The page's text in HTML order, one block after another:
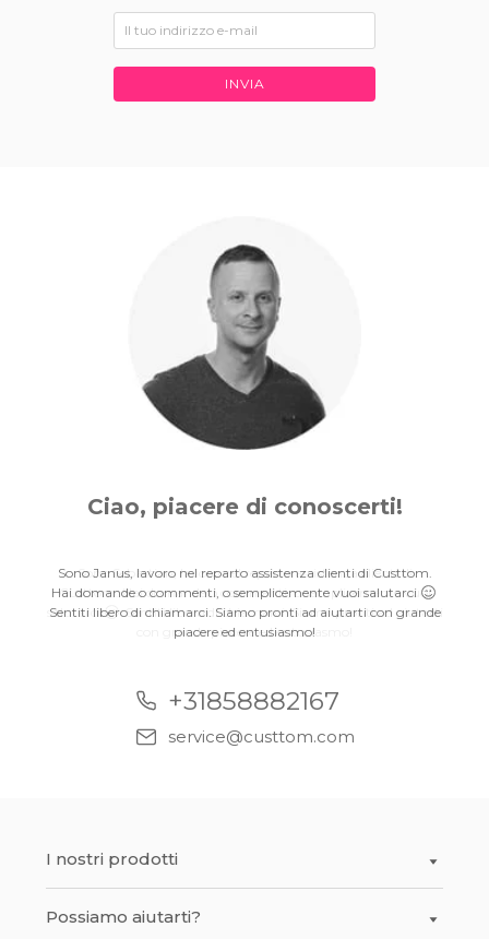
INVIA
conoscerti!
ed entusiasmo!
+31858882167
service@custtom.com
Ciao, piacere di conoscerti!
Sono Janus, lavoro nel reparto assistenza clienti di Custtom.
Hai domande o commenti, o semplicemente vuoi salutarci
Sentiti libero di chiamarci. Siamo pronti ad aiutarti con grande
piacere ed entusiasmo!
+31858882167
service@custtom.com
conoscerti!
ed entusiasmo!
+31858882167
service@custtom.com
conoscerti!
ed entusiasmo!
+31858882167
service@custtom.com
conoscerti!
ed entusiasmo!
+31858882167
service@custtom.com
conoscerti!
ed entusiasmo!
+31858882167
service@custtom.com
conoscerti!
ed entusiasmo!
+31858882167
service@custtom.com
conoscerti!
ed entusiasmo!
+31858882167
service@custtom.com
conoscerti!
ed entusiasmo!
+31858882167
service@custtom.com
conoscerti!
ed entusiasmo!
+31858882167
service@custtom.com
conoscerti!
ed entusiasmo!
+31858882167
service@custtom.com
conoscerti!
ed entusiasmo!
+31858882167
service@custtom.com
conoscerti!
ed entusiasmo!
+31858882167
service@custtom.com
I nostri prodotti
Stampa su Tela
Possiamo aiutarti?